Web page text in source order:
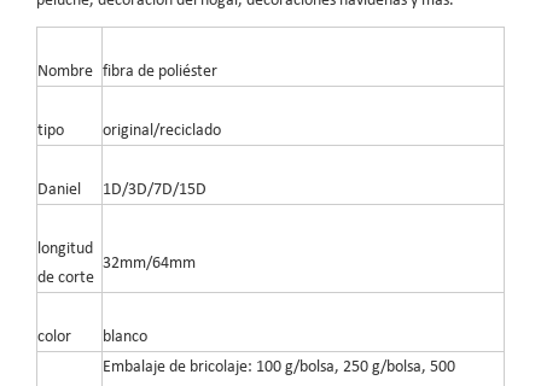
Nombre fibra de poliéster
tipo original/reciclado
Daniel 1D/3D/7D/15D
longitud
de corte
32mm/64mm
color blanco
Embalaje de bricolaje: 100 g/bolsa, 250 g/bolsa, 500